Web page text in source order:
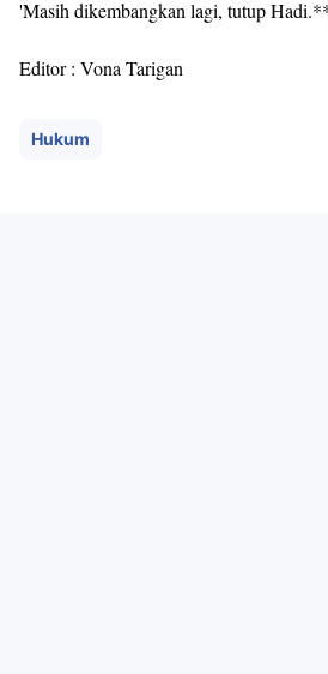
'Masih dikembangkan lagi, tutup
Editor : Vona Tarigan
Hukum